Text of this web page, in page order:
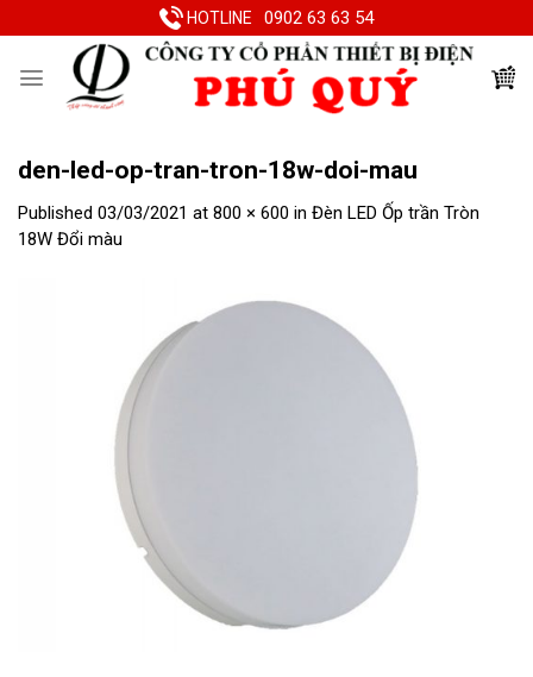
to
HOTLINE 0902 63 63 54
den-led-op-tran-tron-18w-doi-mau
Published 03/03/2021 at 800 × 600 in Đèn LED Ốp trần Tròn
18W Đổi màu